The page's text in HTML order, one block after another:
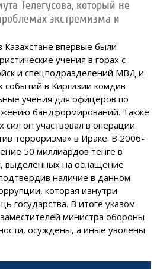
Телегусова, который не
экстремизма и
Казахстане впервые были
учения в горах с
и спецподразделений МВД и
событий в Киргизии комдив
учения для офицеров по
бандформирований. Также
сил он участвовал в операции
терроризма» в Ираке. В 2006-
50 миллиардов тенге в
выделенных на оснащение
наличие в данном
которая изнутри
государства. В итоге указом
министра обороны
осуждены, а иные уволены